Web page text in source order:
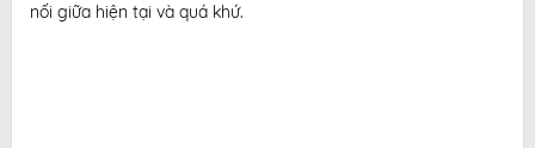
nối giữa hiện tại và quá khứ.